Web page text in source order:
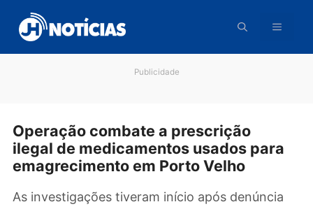
para
conteúdo
Operação combate a prescrição
ilegal de medicamentos usados